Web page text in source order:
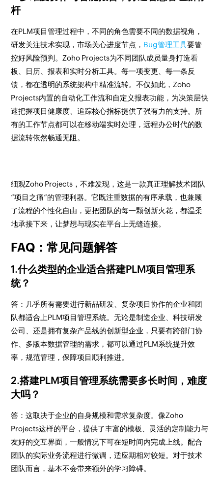
杆
在PLM项目管理过程中，不同的角色需要不同的数据视角，
研发关注技术实现，市场关心进度节点， Bug管理工具要管
控好风险预判。Zoho Projects为不同团队成员量身打造看
板、日历、报表和实时分析工具。每一项变更、每一条反
馈，都在透明的系统架构中精准流转。不仅如此，Zoho
Projects内置的自动化工作流和自定义报表功能，为决策层快
速把握项目健康度、追踪核心指标提供了强有力的支持。所
有的工作节点都可以在移动端实时处理，远程办公时代的数
据流转依然畅通无阻。
细观Zoho Projects，不难发现，这是一款真正理解技术团队
“项目之痛”的管理利器。它既注重数据的有序承载，也兼顾
了流程的个性化自由，更把团队的每一颗创新火花，都温柔
地承接下来，让梦想与现实在平台上无缝连接。
FAQ：常见问题解答
1.什么类型的企业适合搭建PLM项目管理系
统？
答：几乎所有需要进行新品研发、复杂项目协作的企业和团
队都适合上PLM项目管理系统。无论是制造企业、科技研发
公司、还是拥有复杂产品线的创新型企业，只要有跨部门协
作、多版本数据管理的需求，都可以通过PLM系统提升效
率，规范管理，保障项目顺利推进。
2.搭建PLM项目管理系统需要多长时间，难度
大吗？
答：这取决于企业的自身规模和需求复杂度。像Zoho
Projects这样的平台，提供了丰富的模板、灵活的定制能力与
友好的交互界面，一般情况下可在短时间内完成上线。配合
团队的实际业务流程进行微调，适应期相对较短。对于技术
团队而言，基本不会带来额外的学习障碍。